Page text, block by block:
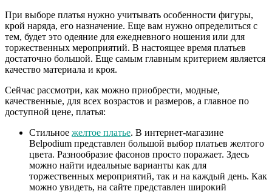
При выборе платья нужно учитывать особенности фигуры,
крой наряда, его назначение. Еще вам нужно определиться с
тем, будет это одеяние для ежедневного ношения или для
торжественных мероприятий. В настоящее время платьев
достаточно большой. Еще самым главным критерием является
качество материала и кроя.
Сейчас рассмотри, как можно приобрести, модные,
качественные, для всех возрастов и размеров, а главное по
доступной цене, платья:
Стильное желтое платье. В интернет-магазине
Belpodium представлен большой выбор платьев желтого
цвета. Разнообразие фасонов просто поражает. Здесь
можно найти идеальные варианты как для
торжественных мероприятий, так и на каждый день. Как
можно увидеть, на сайте представлен широкий